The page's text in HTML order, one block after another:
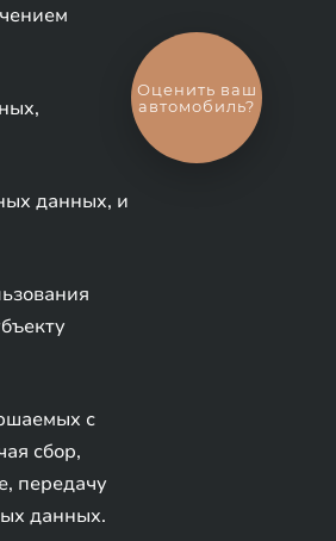
данных, и
с
сбор,
передачу
данных.
обмен
автомобиля